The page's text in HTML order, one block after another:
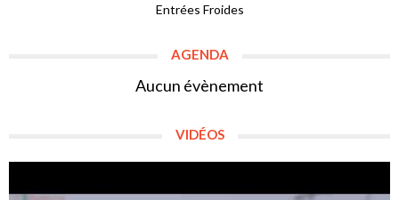
Entrées Froides
AGENDA
Aucun évènement
VIDÉOS